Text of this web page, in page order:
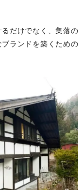
だけでなく、集落の
ランドを築くための